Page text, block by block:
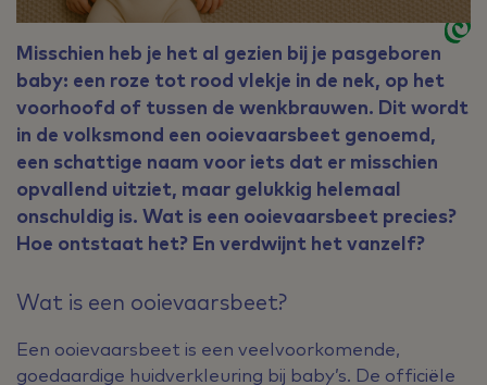
Misschien heb je het al gezien bij je pasgeboren
baby: een roze tot rood vlekje in de nek, op het
voorhoofd of tussen de wenkbrauwen. Dit wordt
in de volksmond een ooievaarsbeet genoemd,
een schattige naam voor iets dat er misschien
opvallend uitziet, maar gelukkig helemaal
onschuldig is. Wat is een ooievaarsbeet precies?
Hoe ontstaat het? En verdwijnt het vanzelf?
Wat is een ooievaarsbeet?
Een ooievaarsbeet is een veelvoorkomende,
goedaardige huidverkleuring bij baby’s. De officiële